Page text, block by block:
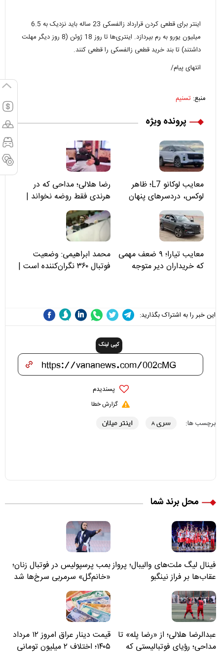
اینتر برای قطعی کردن قرارداد زالفسکی 23 ساله باید نزدیک به 6.5
میلیون یورو به رم بپردازد. اینتری‌ها تا روز 18 ژوئن (8 روز دیگر مهلت
داشتند) تا بند خرید قطعی زالفسکی را قطعی کنند.
انتهای پیام/
منبع: تسنیم
پرونده ویژه
معایب لوکانو L7؛ ظاهر
لوکس، دردسرهای پنهان
رضا هلالی؛ مداحی که در
هرندی فقط روضه نخواند |
مسئولان «تکیه‌گاه آقا مرتضی
علی(ع)» را جدی‌تر ببینند
معایب تیارا؛ ۹ ضعف مهمی
که خریداران دیر متوجه
محمد ابراهیمی: وضعیت
فوتبال ۳۶۰ نگران‌کننده است |
این خبر را به اشتراک بگذارید:
کپی لینک
پسندیدم
گزارش خطا
برچسب ها: سری A اینتر میلان
محل برند شما
فینال لیگ ملت‌های والیبال؛ پرواز
عقاب‌ها بر فراز نینگبو
بمب پرسپولیس در فوتبال زنان؛
«خانم‌گل» سرمربی سرخ‌ها شد
عبدالرضا هلالی؛ از «رضا پله» تا
مداحی؛ رؤیای فوتبالیستی که
قیمت دینار عراق امروز ۱۲ مرداد
۱۴۰۵؛ اختلاف ۲ میلیون تومانی